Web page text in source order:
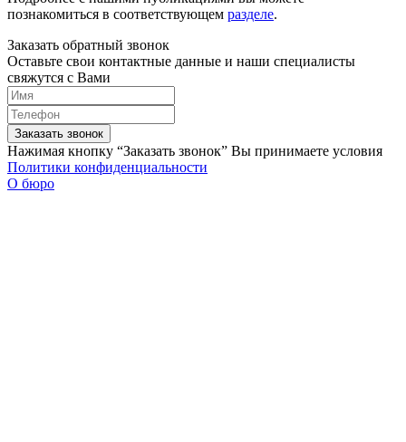
познакомиться в соответствующем разделе.
Заказать обратный звонок
Оставьте свои контактные данные и наши специалисты
свяжутся с Вами
Заказать звонок
Нажимая кнопку “Заказать звонок” Вы принимаете условия
Политики конфиденциальности
О бюро